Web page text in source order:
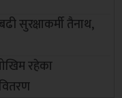
सुरक्षाकर्मी तैनाथ,
रहेका